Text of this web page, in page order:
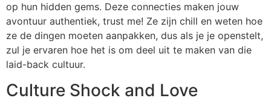
op hun hidden gems. Deze connecties maken jouw
avontuur authentiek, trust me! Ze zijn chill en weten hoe
ze de dingen moeten aanpakken, dus als je je openstelt,
zul je ervaren hoe het is om deel uit te maken van die
laid-back cultuur.
Culture Shock and Love